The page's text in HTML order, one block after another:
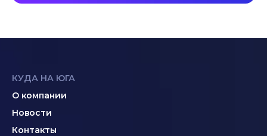
КУДА НА ЮГА
О компании
Новости
Контакты